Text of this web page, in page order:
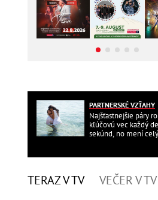
PARTNERSKÉ VZŤAHY
Najšťastnejšie páry
kľúčovú vec každý
sekúnd, no mení
TERAZ V TV VEČER V TV